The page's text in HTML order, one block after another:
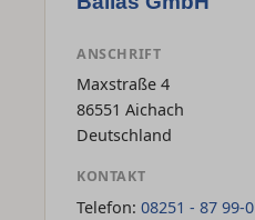
ANSCHRIFT
Maxstraße 4
86551 Aichach
Deutschland
KONTAKT
Telefon: 08251 - 87 99-0